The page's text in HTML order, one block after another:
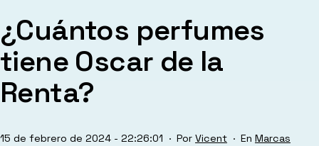
¿Cuántos perfumes
tiene Oscar de la
Renta?
Publicada
15 de febrero de 2024 - 22:26:01 Por Vicent Marcas